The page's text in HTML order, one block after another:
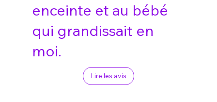
enceinte et au bébé
qui grandissait en
moi.
Lire les avis